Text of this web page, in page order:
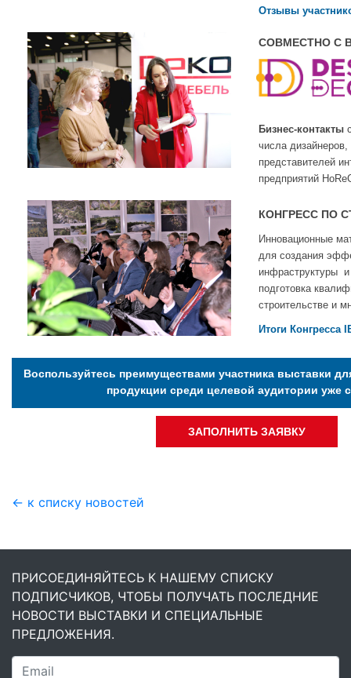
Отзывы
СОВМЕСТНО С
Бизнес-контакты
числа дизайнеров,
представителей
предприятий
КОНГРЕСС ПО
Инновационные
для создания
инфраструктуры и
подготовка
строительстве и
Итоги Конгресса
Воспользуйтесь преимуществами участника выставки
продукции среди целевой аудитории уже
ЗАПОЛНИТЬ ЗАЯВКУ
← к списку новостей
ПРИСОЕДИНЯЙТЕСЬ К НАШЕМУ СПИСКУ
ПОДПИСЧИКОВ, ЧТОБЫ ПОЛУЧАТЬ ПОСЛЕДНИЕ
НОВОСТИ ВЫСТАВКИ И СПЕЦИАЛЬНЫЕ
ПРЕДЛОЖЕНИЯ.